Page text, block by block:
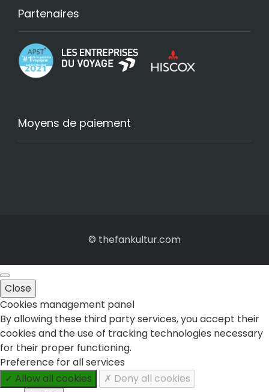
Partenaires
Moyens de paiement
© thefankultur.com
Close
Cookies management panel
By allowing these third party services, you accept their
cookies and the use of tracking technologies necessary
for their proper functioning.
Preference for all services
✓ Allow all cookies
✗ Deny all cookies